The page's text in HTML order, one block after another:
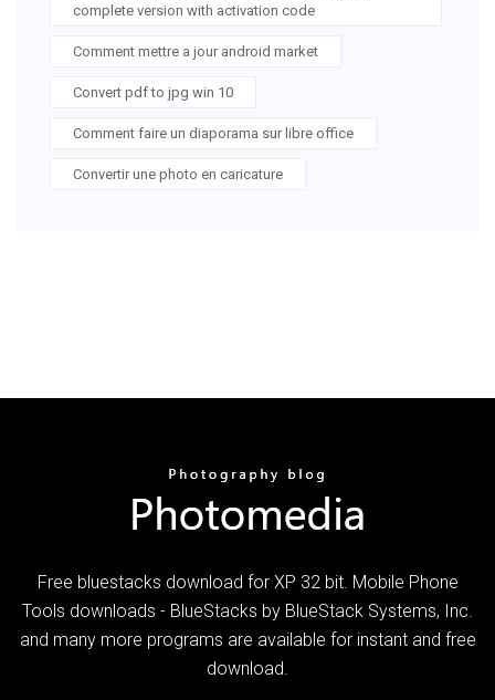
complete version with activation code
Comment mettre a jour android market
Convert pdf to jpg win 10
Comment faire un diaporama sur libre office
Convertir une photo en caricature
Free bluestacks download for XP 32 bit. Mobile Phone
Tools downloads - BlueStacks by BlueStack Systems, Inc.
and many more programs are available for instant and free
download.